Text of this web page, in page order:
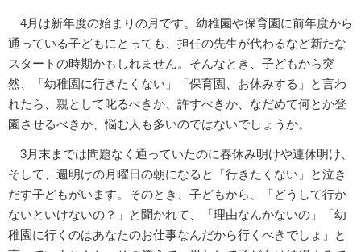
4月は新年度の始まりの月です。幼稚園や保育園に前年度から
通っている子どもにとっても、担任の先生が代わるなど新たな
スタートの時期かもしれません。そんなとき、子どもから突
然、「幼稚園に行きたくない」「保育園、お休みする」と言わ
れたら、親として叱るべきか、許すべきか、なだめて何とか登
園させるべきか、悩む人も多いのではないでしょうか。
3月末までは問題なく通っていたのに春休み明けや連休明け、
そして、週明けの月曜日の朝になると「行きたくない」と泣き
だす子どもがいます。そのとき、子どもから、「どうして行か
ないといけないの？」と聞かれて、「理由なんかないの」「幼
稚園に行くのはあなたのお仕事なんだから行くべきでしょ」と